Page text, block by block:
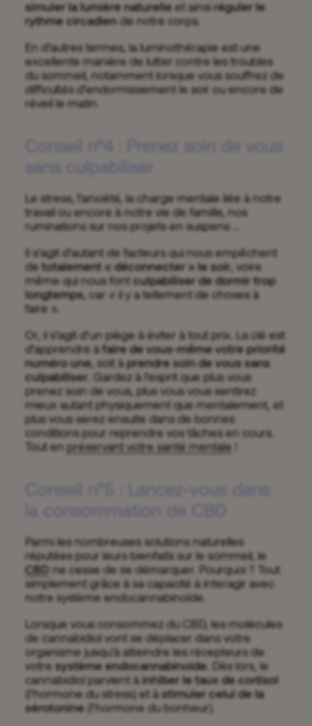
simuler la lumière naturelle et ainsiréguler le
rythme circadien de notre corps.
En d’autres termes, la luminothérapie est une
excellente manière de lutter contre les troubles
du sommeil, notamment lorsque vous souffrez de
difficultés d’endormissement le soir ou encore de
réveil le matin.
Le stress, l’anxiété, la charge mentale liée à notre
travail ou encore à notre vie de famille, nos
ruminations sur nos projets en suspens …
Il s’agit d’autant de facteurs qui nous empêchent
de totalement « déconnecter » le soir , voire
même qui nous fontculpabiliser de dormir trop
longtemps, car « il y a tellement de choses à
faire ».
Or, il s’agit d’un piège à éviter à tout prix. La clé est
d’apprendre àfaire de vous-même votre priorité
numéro une, soit àprendre soin de vous sans
culpabiliser . Gardez à l’esprit que plus vous
prenez soin de vous, plus vous vous sentirez
mieux autant physiquement que mentalement, et
plus vous serez ensuite dans de bonnes
conditions pour reprendre vos tâches en cours.
Tout en préservant votre santé mentale
Parmi les nombreuses solutions naturelles
réputées pour leurs bienfaits sur le sommeil, le
CBD ne cesse de se démarquer. Pourquoi ? Tout
simplement grâce à sa capacité à interagir avec
notre système endocannabinoïde.
Lorsque vous consommez du CBD, les molécules
de cannabidiol vont se déplacer dans votre
organisme jusqu’à atteindre les récepteurs de
votre système endocannabinoïde . Dès lors, le
cannabidiol parvient àinhiber le taux de cortisol
(l’hormone du stress) et àstimuler celui de la
sérotonine (l’hormone du bonheur).